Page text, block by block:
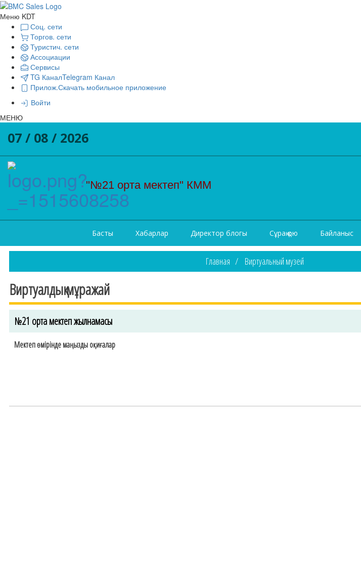
Меню KDT
Соц. сети
Торгов. сети
Туристич. сети
Ассоциации
Сервисы
TG КаналTelegram Канал
Прилож.Скачать мобильное приложение
Войти
МЕНЮ
07 / 08 / 2026
"№21 орта мектеп" КММ
Басты Хабарлар Директор блогы Сұрақ қою Байланыс
Главная Виртуальный музей
Виртуалдық мұражай
№21 орта мектеп жылнамасы
Мектеп өмірінде маңызды оқиғалар